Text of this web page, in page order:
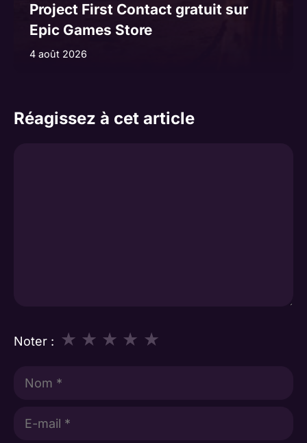
Project First Contact gratuit sur
Epic Games Store
4 août 2026
Réagissez à cet article
Noter : ★
★
★
★
★